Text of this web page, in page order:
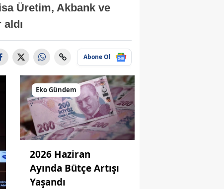
Üretim, Akbank ve
Abone Ol
Eko Gündem
2026 Haziran
Ayında Bütçe Artışı
Yaşandı